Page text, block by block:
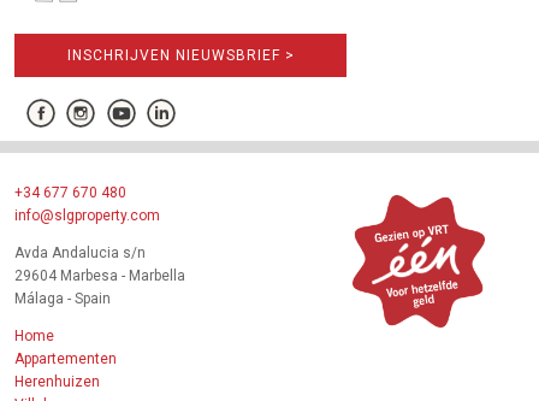
INSCHRIJVEN NIEUWSBRIEF >
+34 677 670 480
info@slgproperty.com
Avda Andalucia s/n
29604 Marbesa - Marbella
Málaga - Spain
Home
Appartementen
Herenhuizen